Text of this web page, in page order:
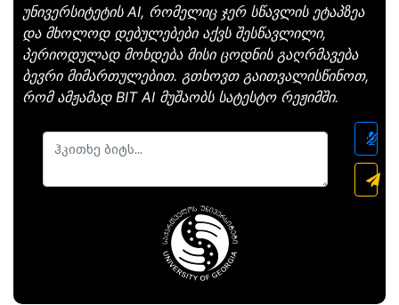
უნივერსიტეტის AI, რომელიც ჯერ სწავლის ეტაპზეა
და მხოლოდ დებულებები აქვს შესწავლილი,
პერიოდულად მოხდება მისი ცოდნის გაღრმავება
ბევრი მიმართულებით. გთხოვთ გაითვალისწინოთ,
რომ ამჟამად BIT AI მუშაობს სატესტო რეჟიმში.